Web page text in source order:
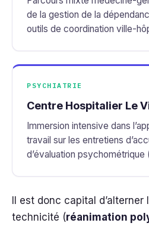
de la gestion de la
outils de coordination ville-
PSYCHIATRIE
Centre Hospitalier Le
Immersion intensive dans
travail sur les entretiens
d’évaluation psychométrique
Il est donc capital
technicité (réanimation